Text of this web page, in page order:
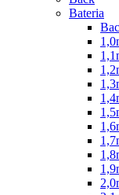
Bateria